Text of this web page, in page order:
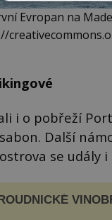
Evropan na
i o pobřeží
Další
se udály